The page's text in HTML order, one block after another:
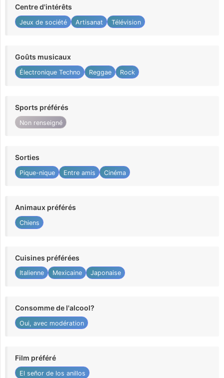
Centre d'intérêts
Jeux de société Artisanat Télévision
Goûts musicaux
Électronique Techno Reggae Rock
Sports préférés
Non renseigné
Sorties
Pique-nique Entre amis Cinéma
Animaux préférés
Chiens
Cuisines préférées
Italienne Mexicaine Japonaise
Consomme de l'alcool?
Oui, avec modération
Film préféré
El señor de los anillos